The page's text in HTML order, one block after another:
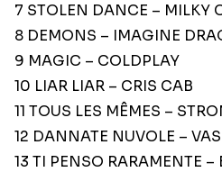
7 STOLEN DANCE – MILKY
8 DEMONS – IMAGINE
9 MAGIC – COLDPLAY
10 LIAR LIAR – CRIS CAB
11 TOUS LES MÊMES –
12 DANNATE NUVOLE –
13 TI PENSO RARAMENTE